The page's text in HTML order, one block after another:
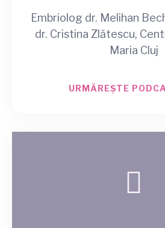
Embriolog dr. Melihan
dr. Cristina Zlătescu,
Maria Cluj
URMĂREȘTE